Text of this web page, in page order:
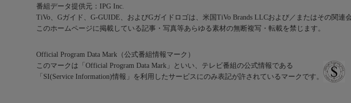
番組データ提供元：IPG Inc.
TiVo、Gガイド、G-GUIDE、およびGガイドロゴは、米国TiVo Brands LLCおよび／またはその関連
このホームページに掲載している記事・写真等あらゆる素材の無断複写・転載を禁じます。
Official Program Data Mark（公式番組情報マーク）
このマークは「Official Program Data Mark」といい、テレビ番組の公式情報である
「SI(Service Information)情報」を利用したサービスにのみ表記が許されているマークです。